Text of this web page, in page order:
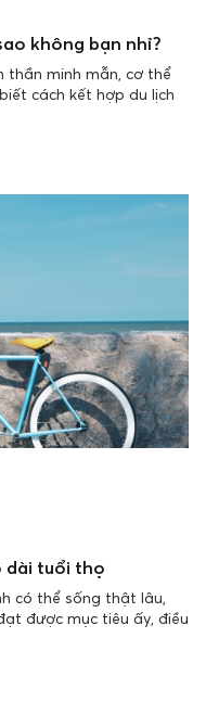
không bạn nhỉ?
thần minh mẫn, cơ thể
cách kết hợp du lịch
dài tuổi thọ
có thể sống thật lâu,
được mục tiêu ấy, điều